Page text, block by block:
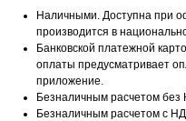
Наличными. Доступна при
производится в
Банковской платежной
оплаты предусматривает
приложение.
Безналичным расчетом без
Безналичным расчетом с